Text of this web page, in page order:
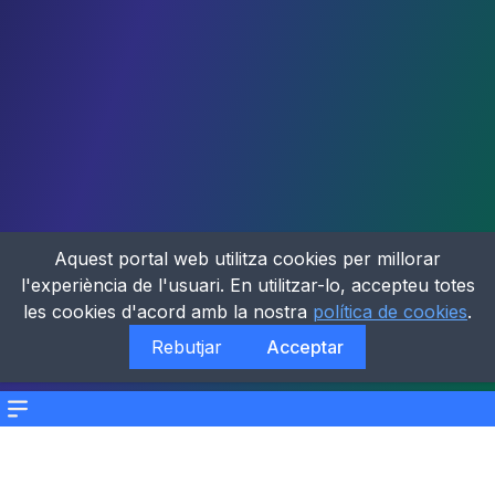
Menu
Aquest portal web utilitza cookies per millorar
l'experiència de l'usuari. En utilitzar-lo, accepteu totes
les cookies d'acord amb la nostra política de cookies.
Rebutjar
Acceptar